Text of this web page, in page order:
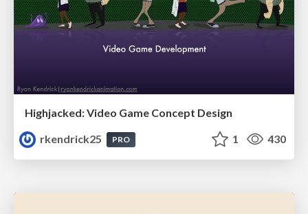
Highjacked: Video Game Concept Design
rkendrick25
PRO 1 430